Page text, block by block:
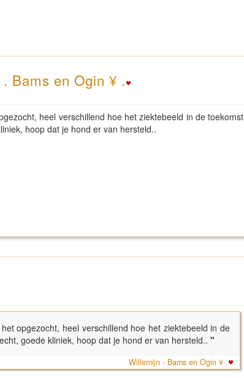
Bams en Ogin ¥ .
heel verschillend hoe het ziektebeeld in de toekomst
hoop dat je hond er van hersteld..
opgezocht, heel verschillend hoe het ziektebeeld in de
goede kliniek, hoop dat je hond er van hersteld.. "
Willemijn - Bams en Ogin ¥ .